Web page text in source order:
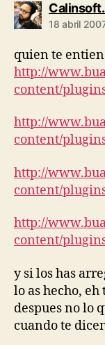
18 abril
quien te
http://
content/
http://
content/
http://
content/
http://
content/
y si los has
lo as hecho, eh
despues no lo
cuando te